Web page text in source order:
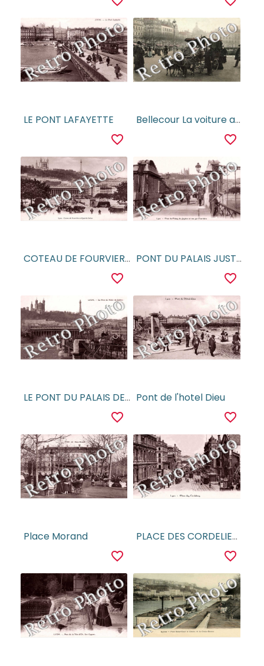
LE PONT LAFAYETTE
favorite_border
Bellecour La voiture aux chevres
favorite_border
COTEAU DE FOURVIERE ET QUAI DE SAONE
favorite_border
PONT DU PALAIS JUSTICE et vue sur Fourviere
favorite_border
LE PONT DU PALAIS DE JUSTICE
favorite_border
Pont de l'hotel Dieu
favorite_border
Place Morand
favorite_border
PLACE DES CORDELIERS
favorite_border